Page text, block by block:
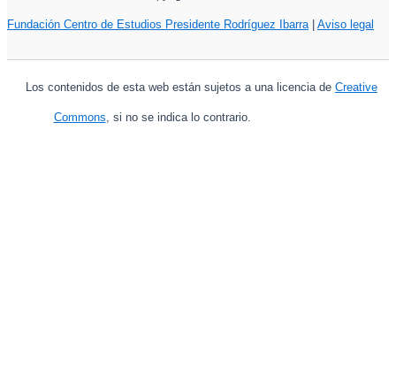
Fundación Centro de Estudios Presidente Rodríguez Ibarra| Aviso legal
Los contenidos de esta web están sujetos a una licencia de Creative
Commons, si no se indica lo contrario.